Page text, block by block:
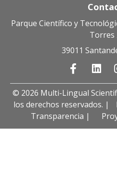
Parque Científico y
Torres
39011
© 2026 Multi-Lingual
los derechos reservados. |
Transparencia |